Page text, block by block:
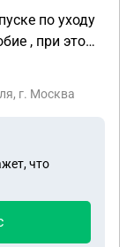
по уходу
, при этом
он уйдет на
г. Москва
что